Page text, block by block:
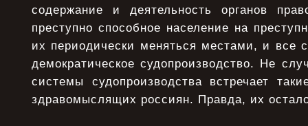
содержание и деятельность органов
преступно способное население на
их периодически меняться местами, и все
демократическое судопроизводство. Не
системы судопроизводства встречает
здравомыслящих россиян. Правда, их